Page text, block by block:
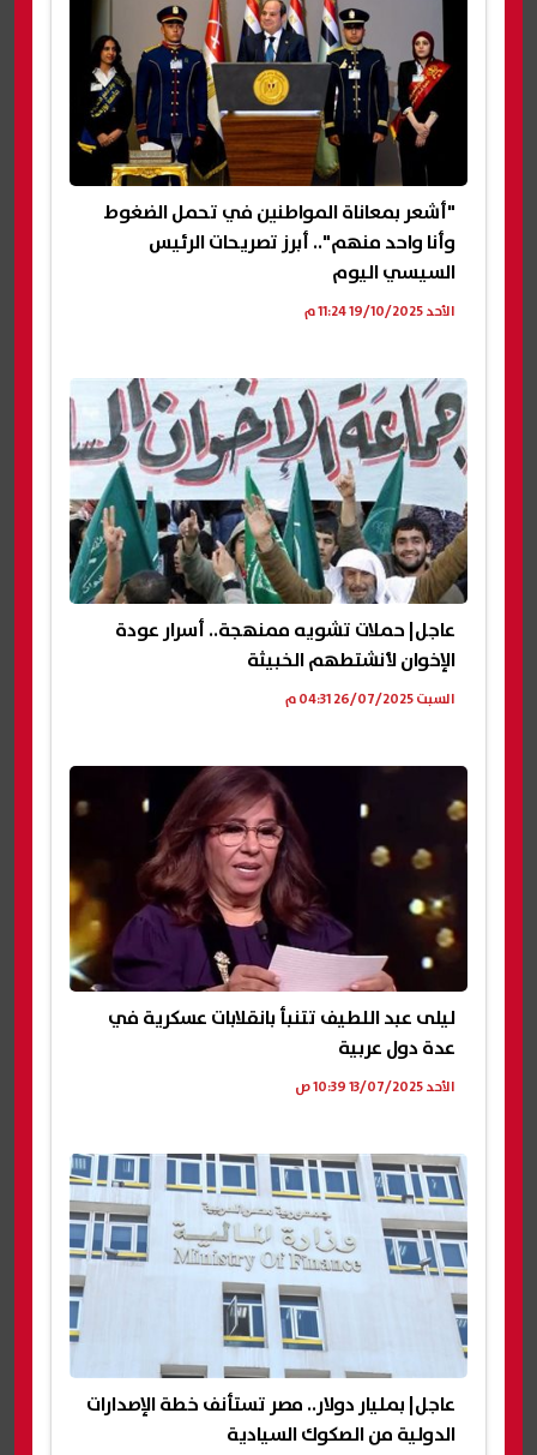
"أشعر بمعاناة المواطنين في تحمل الضغوط
وأنا واحد منهم".. أبرز تصريحات الرئيس
السيسي اليوم
الأحد 19/10/2025 11:24 م
عاجل| حملات تشويه ممنهجة.. أسرار عودة
الإخوان لأنشتطهم الخبيثة
السبت 26/07/2025 04:31 م
ليلى عبد اللطيف تتنبأ بانقلابات عسكرية في
عدة دول عربية
الأحد 13/07/2025 10:39 ص
عاجل| بمليار دولار.. مصر تستأنف خطة الإصدارات
الدولية من الصكوك السيادية